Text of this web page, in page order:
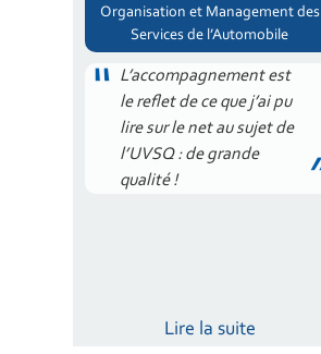
Organisation et Management des
Services de l’Automobile
L’accompagnement est
le reflet de ce que j’ai pu
lire sur le net au sujet de
l’UVSQ : de grande
qualité !
Lire la suite